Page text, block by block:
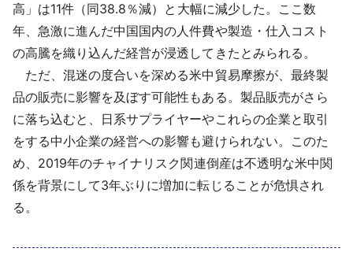
高」は11件（同38.8％減）と大幅に減少した。ここ数
年、急激に進んだ中国国内の人件費や製造・仕入コスト
の高騰を織り込んだ経営が浸透してきたとみられる。
ただ、混迷の度合いを深める米中貿易摩擦が、最終製
品の販売に影響を及ぼす可能性もある。製品販売がさら
に落ち込むと、日系サプライヤーやこれらの企業と取引
をする中小企業の経営への影響も避けられない。このた
め、2019年のチャイナリスク関連倒産は不透明な米中関
係を背景にして3年ぶりに増加に転じることが危惧され
る。